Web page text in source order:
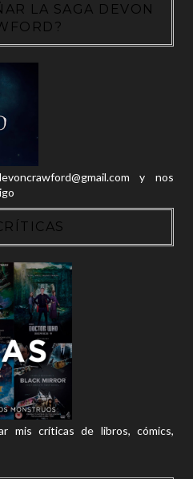
LA SAGA DEVON
y nos
mis críticas de libros, cómics,